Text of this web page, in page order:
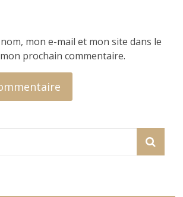
mon e-mail et mon site dans le
prochain commentaire.